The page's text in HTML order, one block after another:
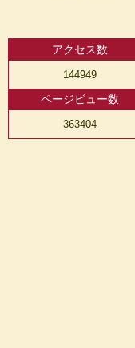
アクセス数
144949
ページビュー数
363404